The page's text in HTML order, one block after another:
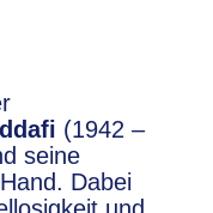
(1942 –
seine
Dabei